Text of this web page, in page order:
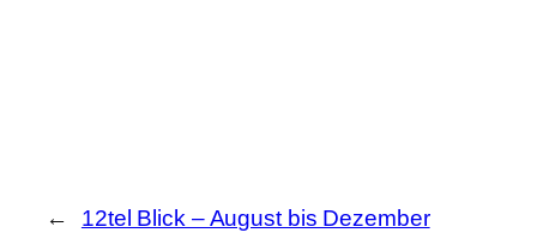
← 12tel Blick – August bis Dezember